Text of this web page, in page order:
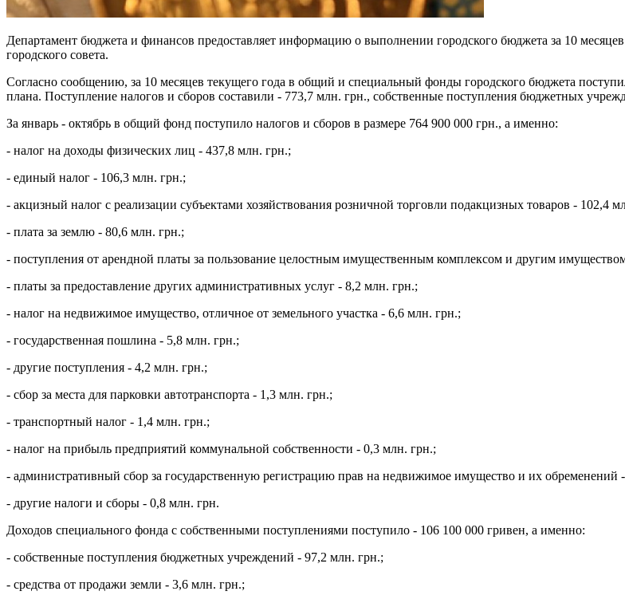
Департамент бюджета и финансов предоставляет информацию о выполнении городского бюджета за 10
городского совета.
Согласно сообщению, за 10 месяцев текущего года в общий и специальный фонды городского бюджета
плана. Поступление налогов и сборов составили - 773,7 млн. грн., собственные поступления бюджетных
За январь - октябрь в общий фонд поступило налогов и сборов в размере 764 900 000 грн., а именно:
- налог на доходы физических лиц - 437,8 млн. грн.;
- единый налог - 106,3 млн. грн.;
- акцизный налог с реализации субъектами хозяйствования розничной торговли подакцизных товаров - 102,4
- плата за землю - 80,6 млн. грн.;
- поступления от арендной платы за пользование целостным имущественным комплексом и другим
- платы за предоставление других административных услуг - 8,2 млн. грн.;
- налог на недвижимое имущество, отличное от земельного участка - 6,6 млн. грн.;
- государственная пошлина - 5,8 млн. грн.;
- другие поступления - 4,2 млн. грн.;
- сбор за места для парковки автотранспорта - 1,3 млн. грн.;
- транспортный налог - 1,4 млн. грн.;
- налог на прибыль предприятий коммунальной собственности - 0,3 млн. грн.;
- административный сбор за государственную регистрацию прав на недвижимое имущество и их обременений
- другие налоги и сборы - 0,8 млн. грн.
Доходов специального фонда с собственными поступлениями поступило - 106 100 000 гривен, а именно:
- собственные поступления бюджетных учреждений - 97,2 млн. грн.;
- средства от продажи земли - 3,6 млн. грн.;